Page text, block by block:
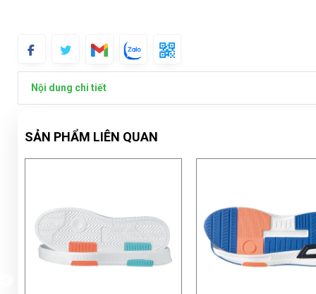
Nội dung chi tiết
SẢN PHẨM LIÊN QUAN